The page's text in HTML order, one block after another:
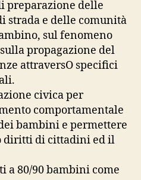
preparazione delle
strada e delle comunità
sul fenomeno
propagazione del
attraversO specifici
civica per
comportamentale
bambini e permettere
diritti di cittadini ed il
a 80/90 bambini come